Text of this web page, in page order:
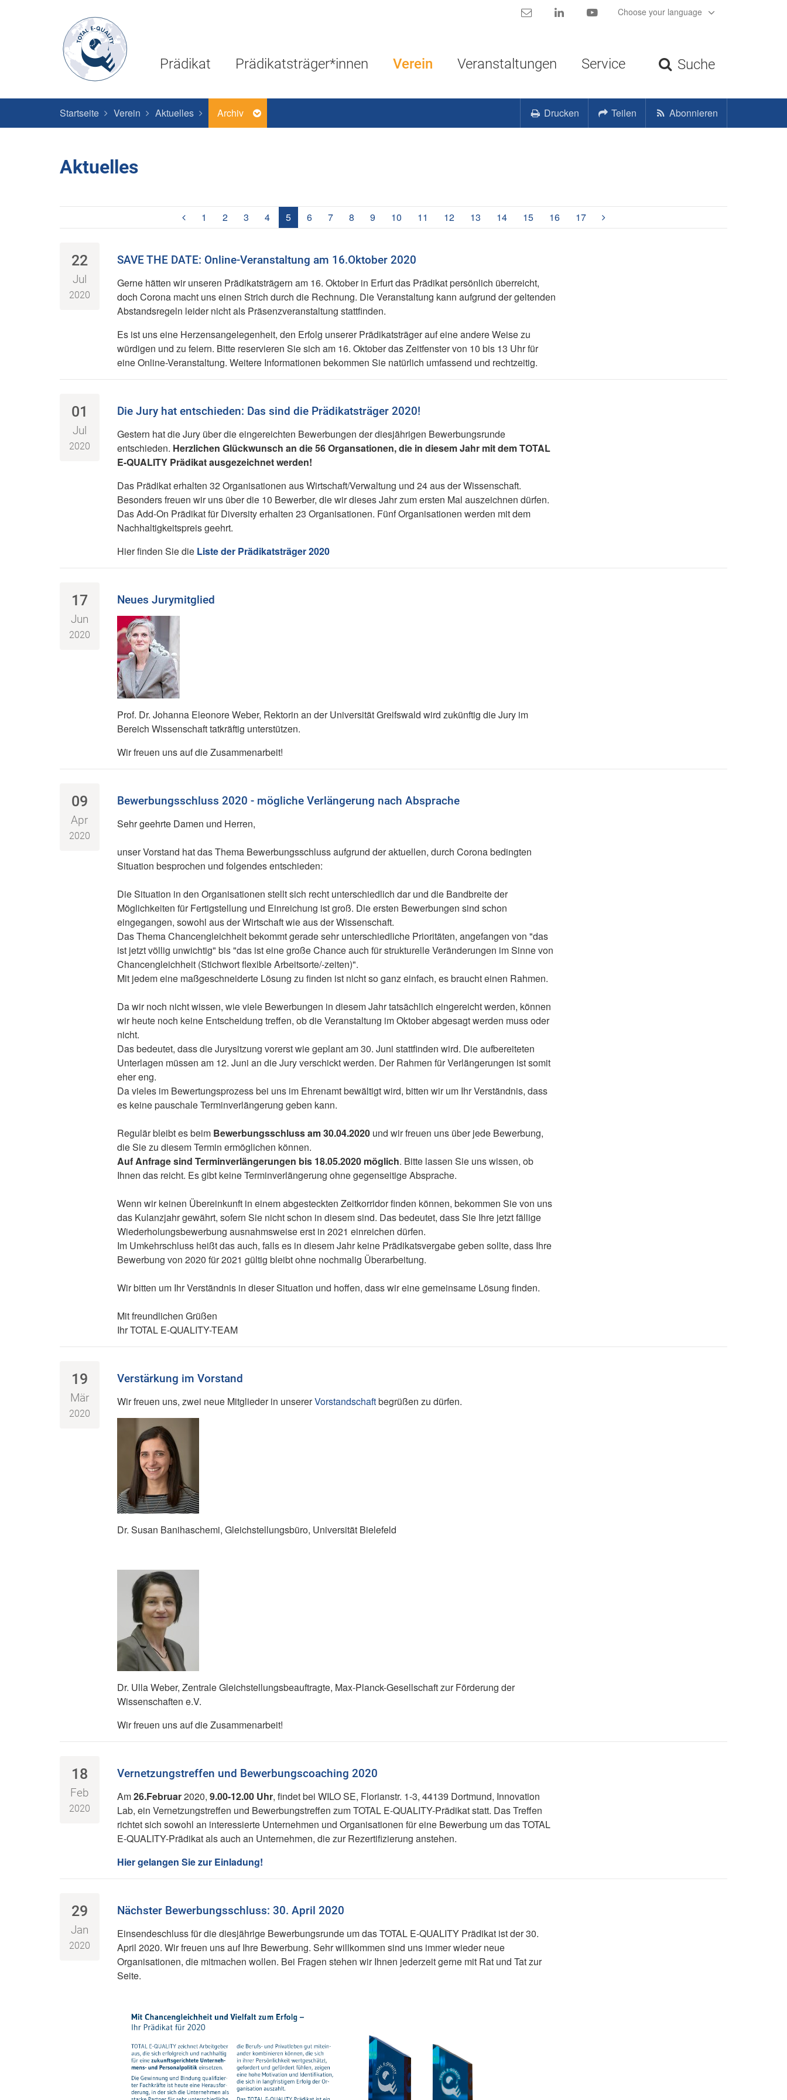
Kontakt LinkedIn YouTubeChoose your language
Prädikat Prädikatsträger*innen Verein Veranstaltungen Service Suche
Startseite Verein Aktuelles Archiv Drucken Teilen Abonnieren
Aktuelles
1 2 3 4 5(aktuell)
6 7 8 9 10 11 12 13 14 15 16 17
22
Jul
2020
SAVE THE DATE: Online-Veranstaltung am 16.Oktober 2020
Gerne hätten wir unseren Prädikatsträgern am 16. Oktober in Erfurt das Prädikat persönlich überreicht,
doch Corona macht uns einen Strich durch die Rechnung. Die Veranstaltung kann aufgrund der geltenden
Abstandsregeln leider nicht als Präsenzveranstaltung stattfinden.
Es ist uns eine Herzensangelegenheit, den Erfolg unserer Prädikatsträger auf eine andere Weise zu
würdigen und zu feiern. Bitte reservieren Sie sich am 16. Oktober das Zeitfenster von 10 bis 13 Uhr für
eine Online-Veranstaltung. Weitere Informationen bekommen Sie natürlich umfassend und rechtzeitig.
01
Jul
2020
Die Jury hat entschieden: Das sind die Prädikatsträger 2020!
Gestern hat die Jury über die eingereichten Bewerbungen der diesjährigen Bewerbungsrunde
entschieden. Herzlichen Glückwunsch an die 56 Organsationen, die in diesem Jahr mit dem TOTAL
E-QUALITY Prädikat ausgezeichnet werden!
Das Prädikat erhalten 32 Organisationen aus Wirtschaft/Verwaltung und 24 aus der Wissenschaft.
Besonders freuen wir uns über die 10 Bewerber, die wir dieses Jahr zum ersten Mal auszeichnen dürfen.
Das Add-On Prädikat für Diversity erhalten 23 Organisationen. Fünf Organisationen werden mit dem
Nachhaltigkeitspreis geehrt.
Hier finden Sie die Liste der Prädikatsträger 2020
17
Jun
2020
Neues Jurymitglied
Prof. Dr. Johanna Eleonore Weber, Rektorin an der Universität Greifswald wird zukünftig die Jury im
Bereich Wissenschaft tatkräftig unterstützen.
Wir freuen uns auf die Zusammenarbeit!
09
Apr
2020
Bewerbungsschluss 2020 - mögliche Verlängerung nach Absprache
Sehr geehrte Damen und Herren,
unser Vorstand hat das Thema Bewerbungsschluss aufgrund der aktuellen, durch Corona bedingten
Situation besprochen und folgendes entschieden:
Die Situation in den Organisationen stellt sich recht unterschiedlich dar und die Bandbreite der
Möglichkeiten für Fertigstellung und Einreichung ist groß. Die ersten Bewerbungen sind schon
eingegangen, sowohl aus der Wirtschaft wie aus der Wissenschaft.
Das Thema Chancengleichheit bekommt gerade sehr unterschiedliche Prioritäten, angefangen von "das
ist jetzt völlig unwichtig" bis "das ist eine große Chance auch für strukturelle Veränderungen im Sinne von
Chancengleichheit (Stichwort flexible Arbeitsorte/-zeiten)".
Mit jedem eine maßgeschneiderte Lösung zu finden ist nicht so ganz einfach, es braucht einen Rahmen.
Da wir noch nicht wissen, wie viele Bewerbungen in diesem Jahr tatsächlich eingereicht werden, können
wir heute noch keine Entscheidung treffen, ob die Veranstaltung im Oktober abgesagt werden muss oder
nicht.
Das bedeutet, dass die Jurysitzung vorerst wie geplant am 30. Juni stattfinden wird. Die aufbereiteten
Unterlagen müssen am 12. Juni an die Jury verschickt werden. Der Rahmen für Verlängerungen ist somit
eher eng.
Da vieles im Bewertungsprozess bei uns im Ehrenamt bewältigt wird, bitten wir um Ihr Verständnis, dass
es keine pauschale Terminverlängerung geben kann.
Regulär bleibt es beim Bewerbungsschluss am 30.04.2020und wir freuen uns über jede Bewerbung,
die Sie zu diesem Termin ermöglichen können.
Auf Anfrage sind Terminverlängerungen bis 18.05.2020 möglich. Bitte lassen Sie uns wissen, ob
Ihnen das reicht. Es gibt keine Terminverlängerung ohne gegenseitige Absprache.
Wenn wir keinen Übereinkunft in einem abgesteckten Zeitkorridor finden können, bekommen Sie von uns
das Kulanzjahr gewährt, sofern Sie nicht schon in diesem sind. Das bedeutet, dass Sie Ihre jetzt fällige
Wiederholungsbewerbung ausnahmsweise erst in 2021 einreichen dürfen.
Im Umkehrschluss heißt das auch, falls es in diesem Jahr keine Prädikatsvergabe geben sollte, dass Ihre
Bewerbung von 2020 für 2021 gültig bleibt ohne nochmalig Überarbeitung.
Wir bitten um Ihr Verständnis in dieser Situation und hoffen, dass wir eine gemeinsame Lösung finden.
Mit freundlichen Grüßen
Ihr TOTAL E-QUALITY-TEAM
19
Mär
2020
Verstärkung im Vorstand
Wir freuen uns, zwei neue Mitglieder in unsererVorstandschaftbegrüßen zu dürfen.
Dr. Susan Banihaschemi, Gleichstellungsbüro, Universität Bielefeld
Dr. Ulla Weber, Zentrale Gleichstellungsbeauftragte, Max-Planck-Gesellschaft zur Förderung der
Wissenschaften e.V.
Wir freuen uns auf die Zusammenarbeit!
18
Feb
2020
Vernetzungstreffen und Bewerbungscoaching 2020
Am26.Februar2020, 9.00-12.00 Uhr, findet bei WILO SE, Florianstr. 1-3, 44139 Dortmund, Innovation
Lab, ein Vernetzungstreffen und Bewerbungstreffen zum TOTAL E-QUALITY-Prädikat statt. Das Treffen
richtet sich sowohl an interessierte Unternehmen und Organisationen für eine Bewerbung um das TOTAL
E-QUALITY-Prädikat als auch an Unternehmen, die zur Rezertifizierung anstehen.
Hier gelangen Sie zur Einladung!
29
Jan
2020
Nächster Bewerbungsschluss: 30. April 2020
Einsendeschluss für die diesjährige Bewerbungsrunde um das TOTAL E-QUALITY Prädikat ist der 30.
April 2020. Wir freuen uns auf Ihre Bewerbung. Sehr willkommen sind uns immer wieder neue
Organisationen, die mitmachen wollen. Bei Fragen stehen wir Ihnen jederzeit gerne mit Rat und Tat zur
Seite.